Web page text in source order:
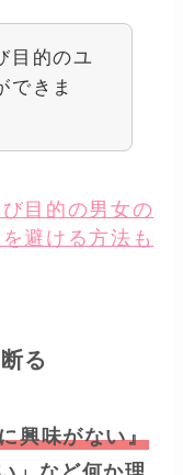
目的のユ
できま
目的の男女の
避ける方法も
る
興味がない』